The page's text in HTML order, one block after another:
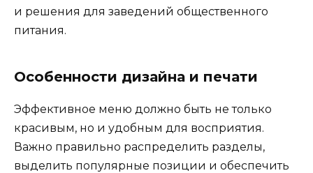
и решения для заведений общественного
питания.
Особенности дизайна и печати
Эффективное меню должно быть не только
красивым, но и удобным для восприятия.
Важно правильно распределить разделы,
выделить популярные позиции и обеспечить